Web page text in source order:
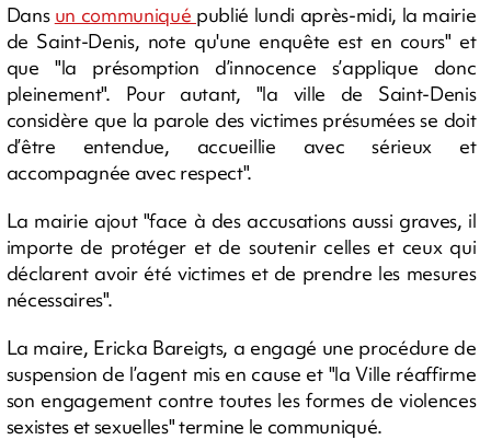
Dans un communiqué publié lundi après-midi, la mairie
de Saint-Denis, note qu'une enquête est en cours" et
que "la présomption d’innocence s’applique donc
pleinement". Pour autant, "la ville de Saint-Denis
considère que la parole des victimes présumées se doit
d’être entendue, accueillie avec sérieux et
accompagnée avec respect".
La mairie ajout "face à des accusations aussi graves, il
importe de protéger et de soutenir celles et ceux qui
déclarent avoir été victimes et de prendre les mesures
nécessaires".
La maire, Ericka Bareigts, a engagé une procédure de
suspension de l’agent mis en cause et "la Ville réaffirme
son engagement contre toutes les formes de violences
sexistes et sexuelles" termine le communiqué.